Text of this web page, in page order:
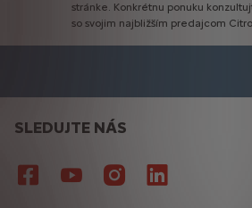
stránke. Konkrétnu ponuku
so svojim najbližším predajcom
SLEDUJTE NÁS